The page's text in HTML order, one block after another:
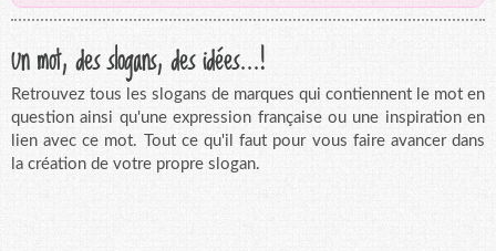
Un mot, des slogans, des idées...!
Retrouvez tous les slogans de marques qui contiennent le mot en
question ainsi qu'une expression française ou une inspiration en
lien avec ce mot. Tout ce qu'il faut pour vous faire avancer dans
la création de votre propre slogan.